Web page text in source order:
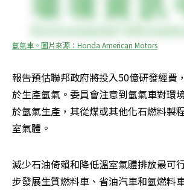
氫氣車。圖片來源：Honda American Motors
報告預估聯邦政府將投入50億研發經費
於生產氫氣。委員會注意到氫氣車對環
於氫氣生產，其從煤或其他化石燃料製
室氣體。
減少石油倚賴和降低溫室氣體排放最可
步發展生質燃料車、省油汽車和氫燃料